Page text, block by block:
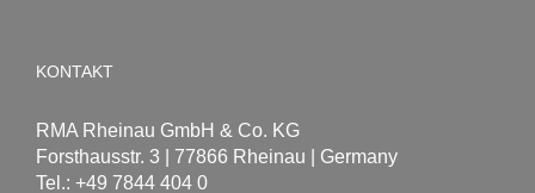
KONTAKT
RMA Rheinau GmbH & Co. KG
Forsthausstr. 3 | 77866 Rheinau | Germany
Tel.: +49 7844 404 0